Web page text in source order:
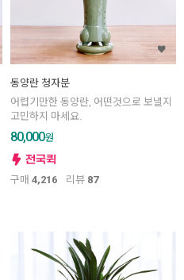
동양란 청자분
어렵기만한 동양란, 어떤것으로 보낼지
고민하지 마세요.
80,000원
구매 4,216 리뷰 87